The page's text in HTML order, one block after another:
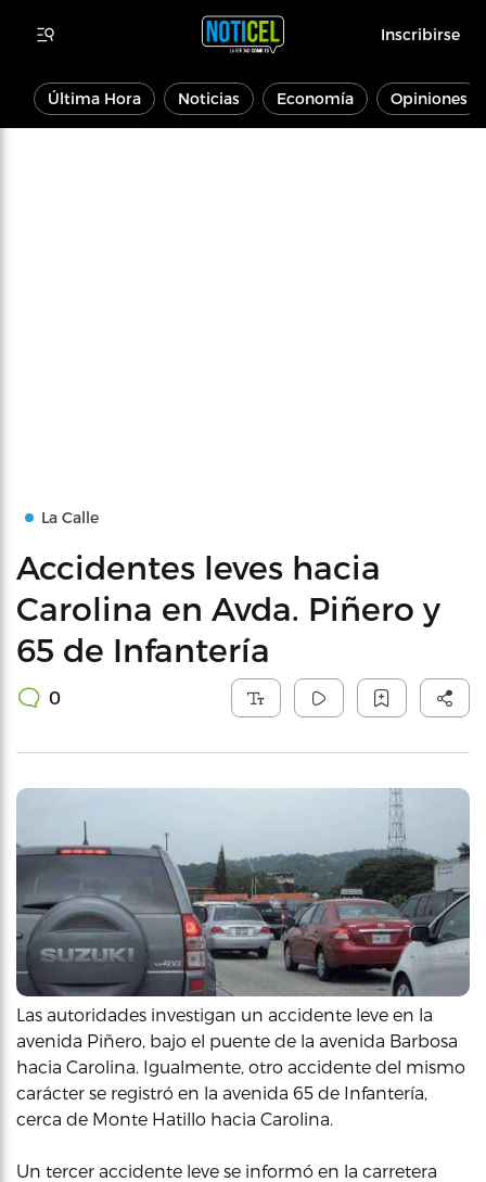
Inscribirse
Última Hora Noticias Economía Opiniones
La Calle
Accidentes leves hacia
Carolina en Avda. Piñero y
65 de Infantería
0
Las autoridades investigan un accidente leve en la
avenida Piñero, bajo el puente de la avenida Barbosa
hacia Carolina. Igualmente, otro accidente del mismo
carácter se registró en la avenida 65 de Infantería,
cerca de Monte Hatillo hacia Carolina.
Un tercer accidente leve se informó en la carretera